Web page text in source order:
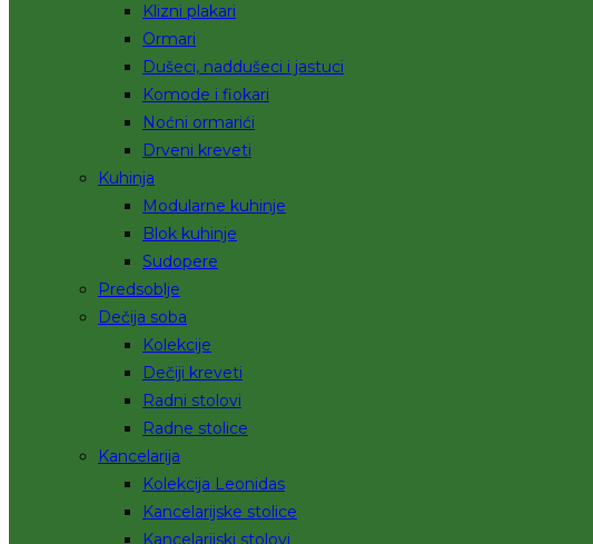
Klizni plakari
Ormari
Dušeci, naddušeci i jastuci
Komode i fiokari
Noćni ormarići
Drveni kreveti
Kuhinja
Modularne kuhinje
Blok kuhinje
Sudopere
Predsoblje
Dečija soba
Kolekcije
Dečiji kreveti
Radni stolovi
Radne stolice
Kancelarija
Kolekcija Leonidas
Kancelarijske stolice
Kancelarijski stolovi